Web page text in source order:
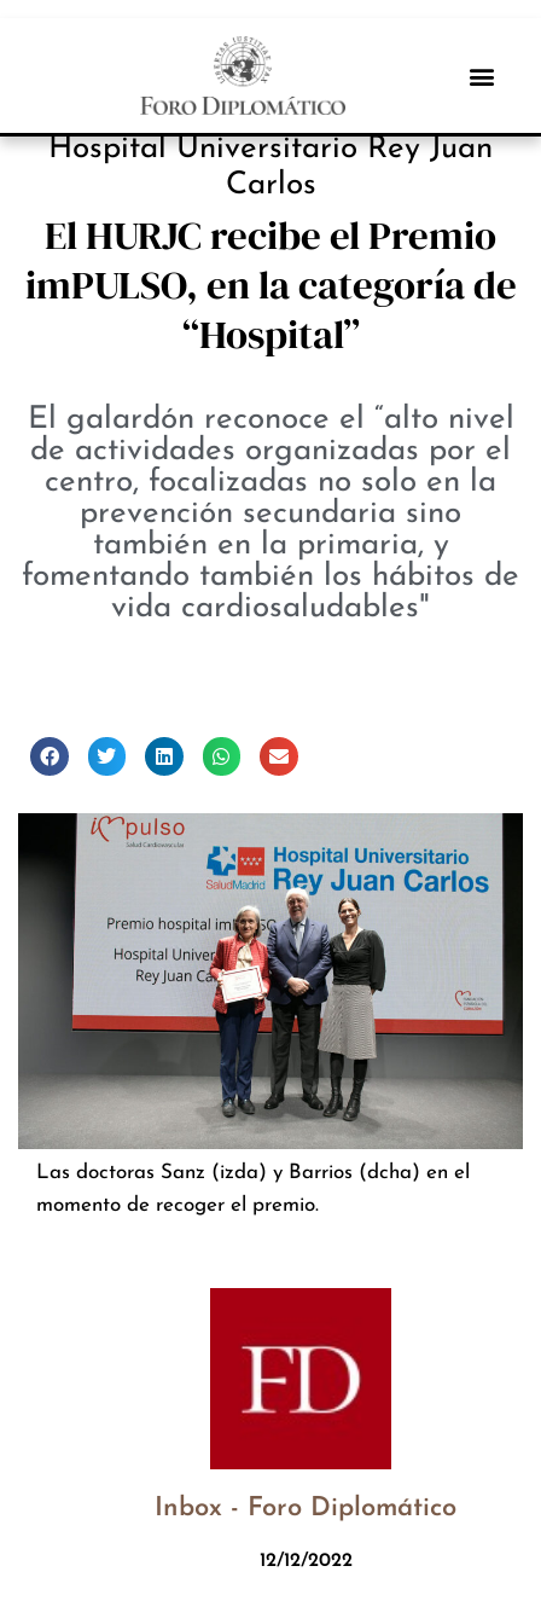
INBOX INTERNACIONAL
Hospital Universitario Rey Juan
Carlos
El HURJC recibe el Premio
imPULSO, en la categoría de
“Hospital”
El galardón reconoce el “alto nivel
de actividades organizadas por el
centro, focalizadas no solo en la
prevención secundaria sino
también en la primaria, y
fomentando también los hábitos de
vida cardiosaludables"
Las doctoras Sanz (izda) y Barrios (dcha) en el
momento de recoger el premio.
Inbox - Foro Diplomático
12/12/2022